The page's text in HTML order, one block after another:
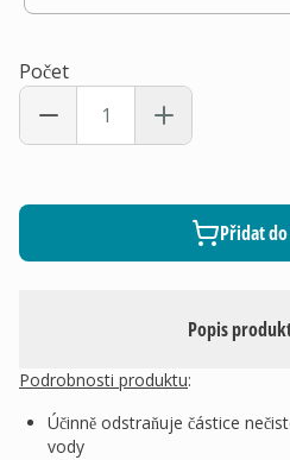
Popis
Podrobnosti produktu:
Účinně odstraňuje částice
vody
Počet
Přidat